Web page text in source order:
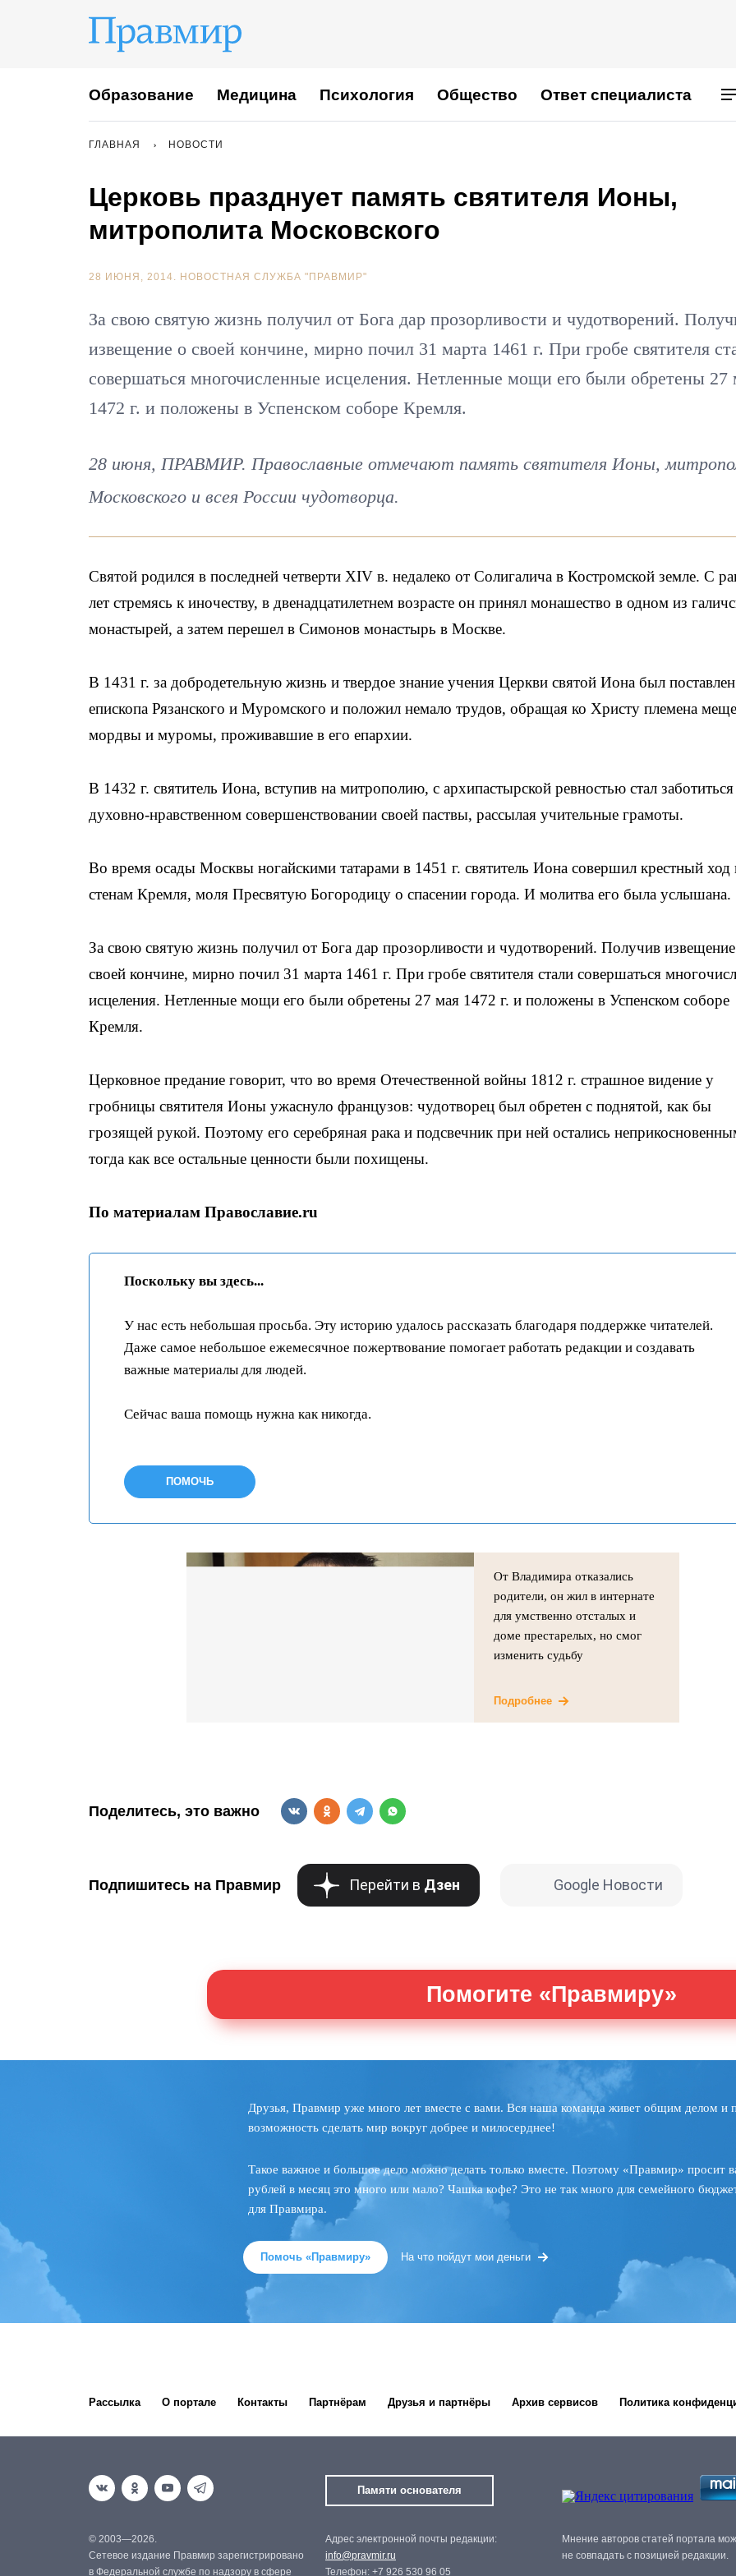
Образование Медицина Психология Общество Ответ специалиста
ГЛАВНАЯ НОВОСТИ
Церковь празднует память святителя Ионы,
митрополита Московского
28 ИЮНЯ, 2014. НОВОСТНАЯ СЛУЖБА "ПРАВМИР"
За свою святую жизнь получил от Бога дар прозорливости и чудотворений.
извещение о своей кончине, мирно почил 31 марта 1461 г. При гробе святителя
совершаться многочисленные исцеления. Нетленные мощи его были обретены 27
1472 г. и положены в Успенском соборе Кремля.
28 июня, ПРАВМИР. Православные отмечают память святителя Ионы,
Московского и всея России чудотворца.
Святой родился в последней четверти XIV в. недалеко от Солигалича в Костромской земле. С
лет стремясь к иночеству, в двенадцатилетнем возрасте он принял монашество в одном из
монастырей, а затем перешел в Симонов монастырь в Москве.
В 1431 г. за добродетельную жизнь и твердое знание учения Церкви святой Иона был
епископа Рязанского и Муромского и положил немало трудов, обращая ко Христу племена
мордвы и муромы, проживавшие в его епархии.
В 1432 г. cвятитель Иона, вступив на митрополию, с архипастырской ревностью стал
духовно-нравственном совершенствовании своей паствы, рассылая учительные грамоты.
Во время осады Москвы ногайскими татарами в 1451 г. святитель Иона совершил крестный ход
стенам Кремля, моля Пресвятую Богородицу о спасении города. И молитва его была услышана.
За свою святую жизнь получил от Бога дар прозорливости и чудотворений. Получив
своей кончине, мирно почил 31 марта 1461 г. При гробе святителя стали совершаться
исцеления. Нетленные мощи его были обретены 27 мая 1472 г. и положены в Успенском соборе
Кремля.
Церковное предание говорит, что во время Отечественной войны 1812 г. страшное видение у
гробницы святителя Ионы ужаснуло французов: чудотворец был обретен с поднятой, как бы
грозящей рукой. Поэтому его серебряная рака и подсвечник при ней остались
тогда как все остальные ценности были похищены.
По материалам Православие.ru
Поскольку вы здесь...
У нас есть небольшая просьба. Эту историю удалось рассказать благодаря поддержке читателей.
Даже самое небольшое ежемесячное пожертвование помогает работать редакции и создавать
важные материалы для людей.
Сейчас ваша помощь нужна как никогда.
ПОМОЧЬ
От Владимира отказались
родители, он жил в интернате
для умственно отсталых и
доме престарелых, но смог
изменить судьбу
Подробнее
Поделитесь, это важно
Подпишитесь на Правмир Перейти в Дзен Google Новости
Помогите «Правмиру»
Друзья, Правмир уже много лет вместе с вами. Вся наша команда живет общим делом и
возможность сделать мир вокруг добрее и милосерднее!
Такое важное и большое дело можно делать только вместе. Поэтому «Правмир» просит
рублей в месяц это много или мало? Чашка кофе? Это не так много для семейного
для Правмира.
Помочь «Правмиру» На что пойдут мои деньги
Рассылка О портале Контакты Партнёрам Друзья и партнёры Архив сервисов Политика
Памяти основателя
© 2003—2026.
Сетевое издание Правмир зарегистрировано
в Федеральной службе по надзору в сфере
Адрес электронной почты редакции:
info@pravmir.ru
Телефон: +7 926 530 96 05
Мнение авторов статей портала
не совпадать с позицией редакции.